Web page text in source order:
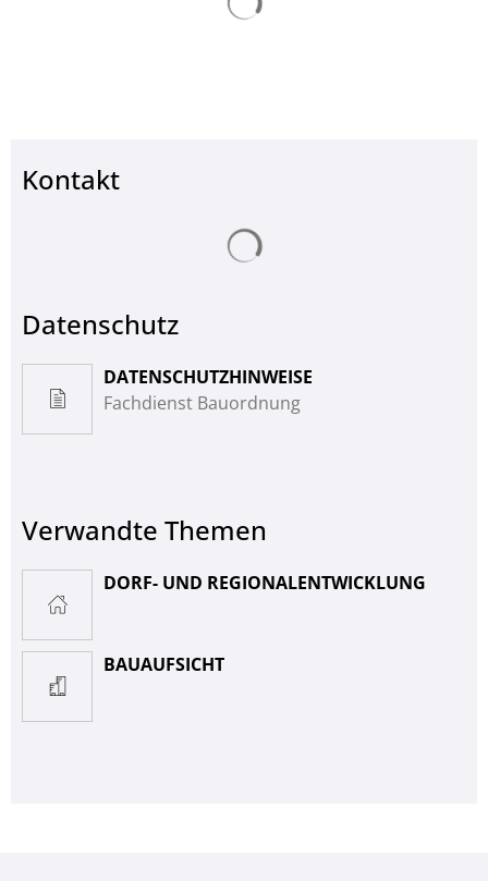
Kontakt
Datenschutz
DATENSCHUTZHINWEISE
Fachdienst Bauordnung
Verwandte Themen
DORF- UND REGIONALENTWICKLUNG
BAUAUFSICHT